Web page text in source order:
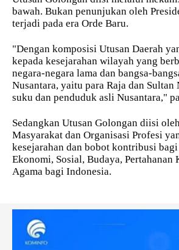
bawah. Bukan penunjukan oleh
terjadi pada era Orde Baru.
"Dengan komposisi Utusan Daerah
kepada kesejarahan wilayah yang
negara-negara lama dan bangsa-
Nusantara, yaitu para Raja dan Sultan
suku dan penduduk asli Nusantara,"
Sedangkan Utusan Golongan diisi
Masyarakat dan Organisasi Profesi
kesejarahan dan bobot kontribusi
Ekonomi, Sosial, Budaya, Pertahanan
Agama bagi Indonesia.